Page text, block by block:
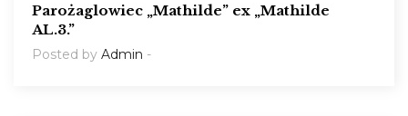
Parożaglowiec „Mathilde” ex „Mathilde
AL.3.”
Posted by Admin -